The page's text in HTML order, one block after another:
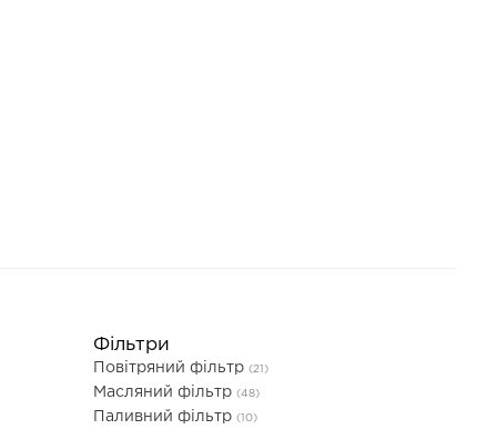
Фільтри
Повітряний фільтр (21)
Масляний фільтр (48)
Паливний фільтр (10)